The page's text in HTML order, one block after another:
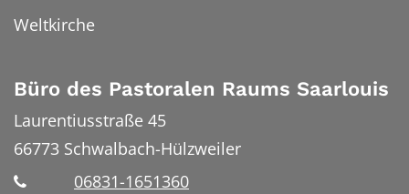
Weltkirche
Büro des Pastoralen Raums Saarlouis
Laurentiusstraße 45
66773 Schwalbach-Hülzweiler
06831-1651360